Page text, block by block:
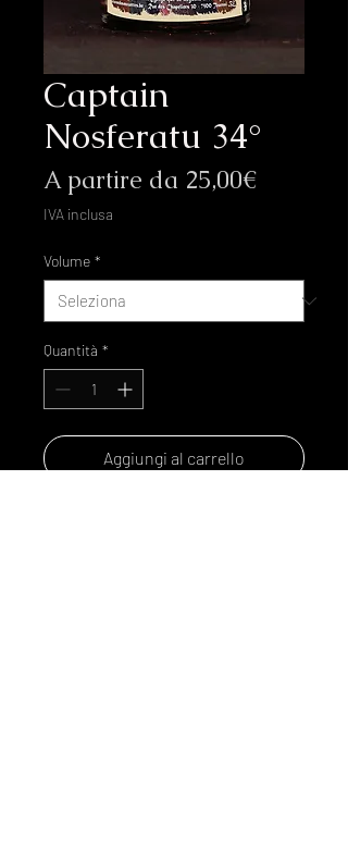
Captain
Nosferatu 34°
A partire da 25,00€Prezzo
IVA inclusa
Volume *
Quantità *
Aggiungi al carrello